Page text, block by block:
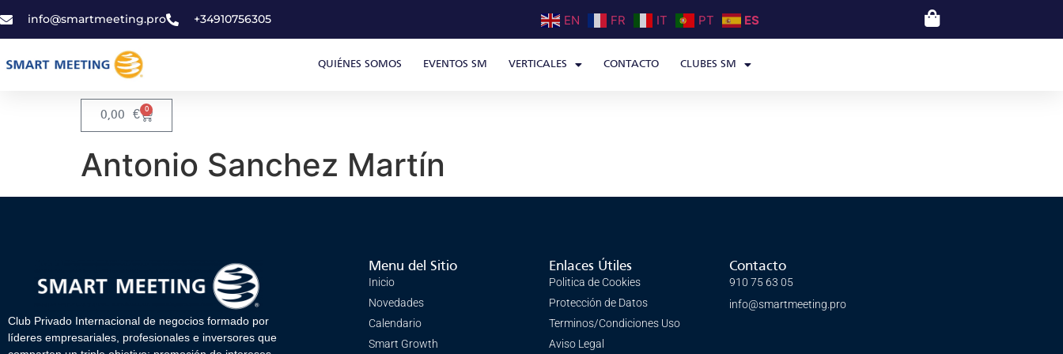
info@smartmeeting.pro +34910756305 EN FR IT PT ES
QUIÉNES SOMOS EVENTOS SM VERTICALES CONTACTO CLUBES SM
0,00 € 0
Antonio Sanchez Martín
Club Privado Internacional de negocios formado por
líderes empresariales, profesionales e inversores que
Menu del Sitio
Inicio
Novedades
Calendario
Smart Growth
Enlaces Útiles
Politica de Cookies
Protección de Datos
Terminos/Condiciones Uso
Aviso Legal
Contacto
910 75 63 05
info@smartmeeting.pro